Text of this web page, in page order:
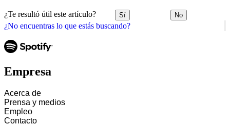
¿No encuentras lo que estás buscando?
¿Te resultó útil este artículo? Sí No
Empresa
Acerca de
Prensa y medios
Empleo
Contacto